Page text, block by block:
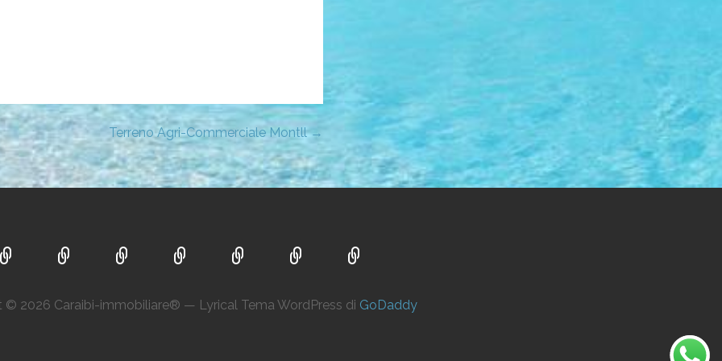
Terreno Agri-Commerciale Montll →
© 2026 Caraibi-immobiliare® — Lyrical Tema WordPress di GoDaddy